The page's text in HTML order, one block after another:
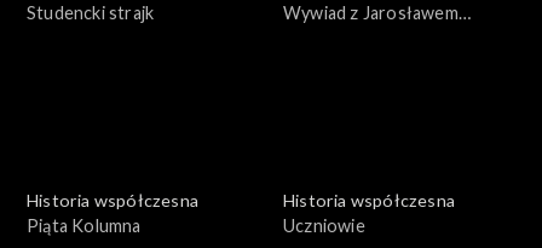
Studencki strajk
Wywiad z Jarosławem
Historia współczesna
Piąta Kolumna
Historia współczesna
Uczniowie